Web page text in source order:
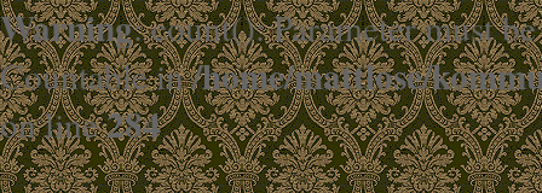
Warning: count(): Parameter must
Countable in/home/mattlose/
on line284